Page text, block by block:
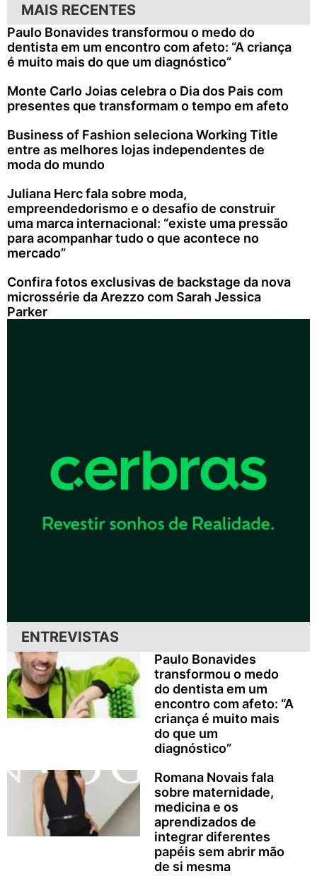
MAIS RECENTES
Paulo Bonavides transformou o medo do
dentista em um encontro com afeto: “A criança
é muito mais do que um diagnóstico”
Monte Carlo Joias celebra o Dia dos Pais com
presentes que transformam o tempo em afeto
Business of Fashion seleciona Working Title
entre as melhores lojas independentes de
moda do mundo
Juliana Herc fala sobre moda,
empreendedorismo e o desafio de construir
uma marca internacional: “existe uma pressão
para acompanhar tudo o que acontece no
mercado”
Confira fotos exclusivas de backstage da nova
microssérie da Arezzo com Sarah Jessica
Parker
ENTREVISTAS
Paulo Bonavides
transformou o medo
do dentista em um
encontro com afeto: “A
criança é muito mais
do que um
diagnóstico”
Romana Novais fala
sobre maternidade,
medicina e os
aprendizados de
integrar diferentes
papéis sem abrir mão
de si mesma